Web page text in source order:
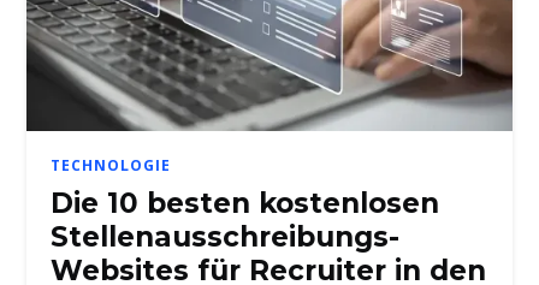
TECHNOLOGIE
Die 10 besten kostenlosen
Stellenausschreibungs-
Websites für Recruiter in den